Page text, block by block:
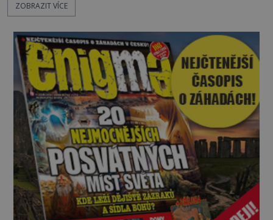
pokusům o rozluštění. Rohoncský kodex patří mezi
jistotou neví, kdo jej napsal, kdy vznikl ani co
vlastně vypráví. Rohoncský kodex se poprvé
objevuje v roce
ZOBRAZIT VÍCE